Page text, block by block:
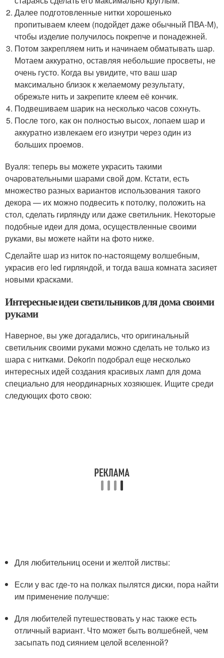
Далее подготовленные нитки хорошенько
пропитываем клеем (подойдет даже обычный ПВА-М),
чтобы изделие получилось покрепче и понадежней.
Потом закрепляем нить и начинаем обматывать шар.
Мотаем аккуратно, оставляя небольшие просветы, не
очень густо. Когда вы увидите, что ваш шар
максимально близок к желаемому результату,
обрежьте нить и закрепите клеем её кончик.
Подвешиваем шарик на несколько часов сохнуть.
После того, как он полностью высох, лопаем шар и
аккуратно извлекаем его изнутри через один из
больших проемов.
Вуаля: теперь вы можете украсить такими
очаровательными шарами свой дом. Кстати, есть
множество разных вариантов использования такого
декора — их можно подвесить к потолку, положить на
стол, сделать гирлянду или даже светильник. Некоторые
подобные идеи для дома, осуществленные своими
руками, вы можете найти на фото ниже.
Сделайте шар из ниток по-настоящему волшебным,
украсив его led гирляндой, и тогда ваша комната засияет
новыми красками.
Интересные идеи светильников для дома своими
руками
Наверное, вы уже догадались, что оригинальный
светильник своими руками можно сделать не только из
шара с нитками. Dekorin подобрал еще несколько
интересных идей создания красивых ламп для дома
специально для неординарных хозяюшек. Ищите среди
следующих фото свою:
Для любительниц осени и желтой листвы:
Если у вас где-то на полках пылятся диски, пора найти
им применение получше:
Для любителей путешествовать у нас также есть
отличный вариант. Что может быть волшебней, чем
засыпать под сиянием целой вселенной?